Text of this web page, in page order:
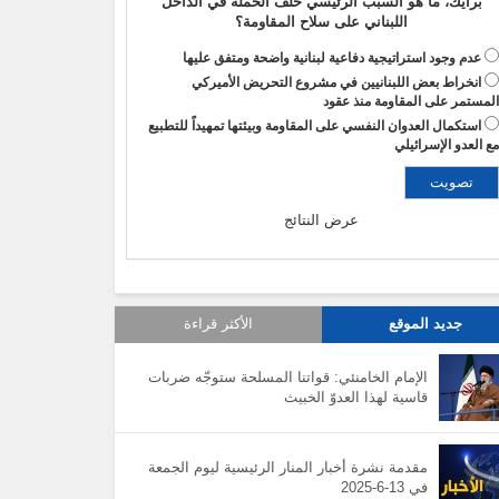
اللبناني على سلاح المقاومة؟
عدم وجود استراتيجية دفاعية لبنانية واضحة ومتفق عليها
انخراط بعض اللبنانيين في مشروع التحريض الأميركي
المستمر على المقاومة منذ عقود
استكمال العدوان النفسي على المقاومة وبيئتها تمهيداً للتطبيع
مع العدو الإسرائيلي
عرض النتائج
جديد الموقع الأكثر قراءة
الإمام الخامنئي: قواتنا المسلحة ستوجّه ضربات
قاسية لهذا العدوّ الخبيث
مقدمة نشرة أخبار المنار الرئيسية ليوم الجمعة
في 13-6-2025